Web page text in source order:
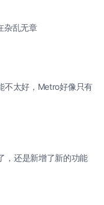
杂乱无章
不太好，Metro好像只有
，还是新增了新的功能